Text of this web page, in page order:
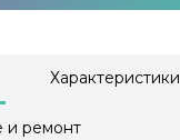
Характеристики
и ремонт